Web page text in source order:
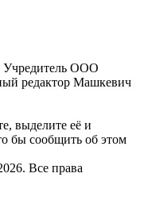
Учредитель ООО
редактор Машкевич
выделите её и
бы сообщить об этом
Все права